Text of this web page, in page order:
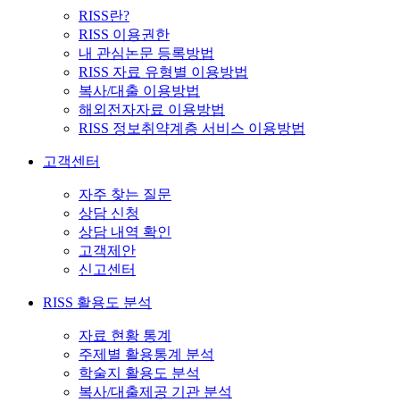
RISS란?
RISS 이용권한
내 관심논문 등록방법
RISS 자료 유형별 이용방법
복사/대출 이용방법
해외전자자료 이용방법
RISS 정보취약계층 서비스 이용방법
고객센터
자주 찾는 질문
상담 신청
상담 내역 확인
고객제안
신고센터
RISS 활용도 분석
자료 현황 통계
주제별 활용통계 분석
학술지 활용도 분석
복사/대출제공 기관 분석